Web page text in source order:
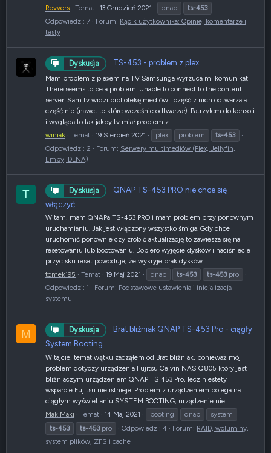
Revvers
Temat 13 Grudzień 2021 qnap
ts-453
Odpowiedzi: 7
Forum: Kącik użytkownika: Opinie, komentarze i
testy
Dyskusja TS-453 - problem z plex
Mam problem z plexem na TV Samsunga wyrzuca mi komunikat
There seems to be a problem. Unable to connect to the content
server. Sam tv widzi bibliotekę mediów i część z nich odtwarza a
część nie (nawet te które wcześnie odtwarzał). Patrzyłem do konsoli
i wygląda to tak jakby tv miał problem z...
winiak
Temat 19 Sierpień 2021 plex problem
ts-453
Odpowiedzi: 2
Forum: Serwery multimediów (Plex, Jellyfin,
Emby, DLNA)
T Dyskusja
QNAP TS-453 PRO nie chce się
włączyć
Witam, mam QNAPa TS-453 PRO i mam problem przy ponownym
uruchamianiu. Jak jest włączony wszystko śmiga. Gdy chce
uruchomić ponownie czy zrobić aktualizację to zawiesza się na
resetowaniu lub bootowaniu. Dopiero wyjęcie dysków i naciśniecie
przycisku reset powoduje, że wykryje brak dysków...
tomek195
Temat 19 Maj 2021 qnap ts-453 ts-453pro
Odpowiedzi: 1
Forum: Podstawowe ustawienia i inicjalizacja
systemu
M Dyskusja
Brat bliźniak QNAP TS-453 Pro - ciągły
System Booting
Witajcie, temat wątku zacząłem od Brat bliźniak, ponieważ mój
problem dotyczy urządzenia Fujitsu Celvin NAS Q805 który jest
bliźniaczym urządzeniem QNAP TS 453 Pro, lecz niestety
wsparcie Fujitsu nie istnieje. Problem z urządzeniem polega na
ciągłym wyświetlaniu SYSTEM BOOTING, urządzenie nie...
MakiMaki
Temat 14 Maj 2021 booting qnap
system
ts-453
ts-453pro Odpowiedzi: 4 Forum: RAID, woluminy,
system plików, ZFS i cache